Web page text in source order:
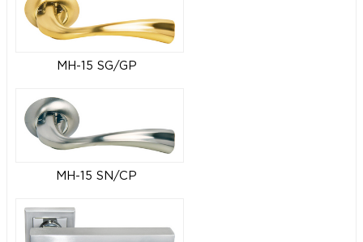
MH-15 SG/GP
MH-15 SN/CP